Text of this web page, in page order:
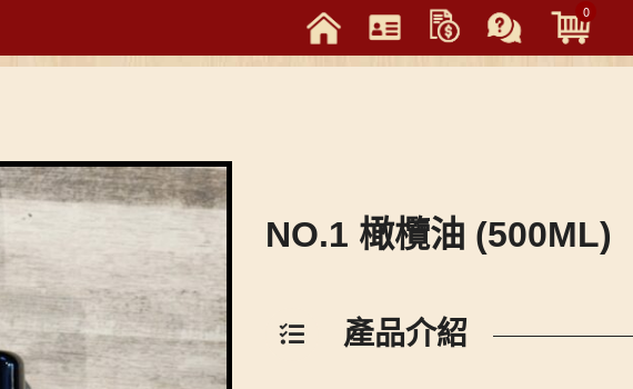
0
NO.1 橄欖油 (500ML)
產品介紹